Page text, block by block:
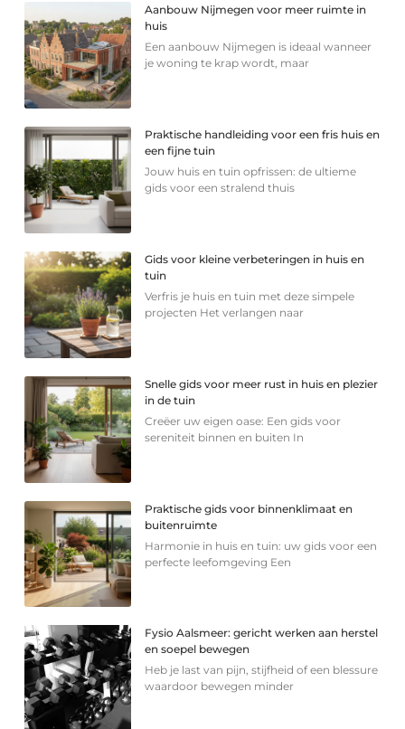
Aanbouw Nijmegen voor meer ruimte in
huis
Een aanbouw Nijmegen is ideaal wanneer
je woning te krap wordt, maar
Praktische handleiding voor een fris huis en
een fijne tuin
Jouw huis en tuin opfrissen: de ultieme
gids voor een stralend thuis
Gids voor kleine verbeteringen in huis en
tuin
Verfris je huis en tuin met deze simpele
projecten Het verlangen naar
Snelle gids voor meer rust in huis en plezier
in de tuin
Creëer uw eigen oase: Een gids voor
sereniteit binnen en buiten In
Praktische gids voor binnenklimaat en
buitenruimte
Harmonie in huis en tuin: uw gids voor een
perfecte leefomgeving Een
Fysio Aalsmeer: gericht werken aan herstel
en soepel bewegen
Heb je last van pijn, stijfheid of een blessure
waardoor bewegen minder